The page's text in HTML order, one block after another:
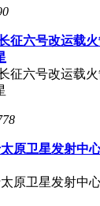
征六号改运载
征六号改运载
原卫星发射中
原卫星发射中